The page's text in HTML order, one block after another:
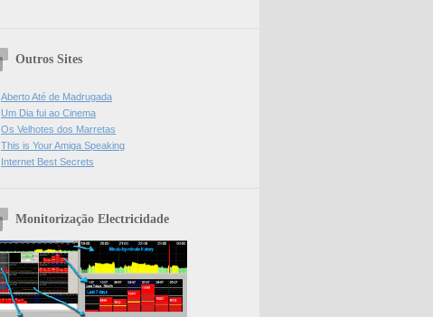
Outros Sites
Aberto Até de Madrugada
Um Dia fui ao Cinema
Os Velhotes dos Marretas
This is Your Amiga Speaking
Internet Best Secrets
Monitorização Electricidade